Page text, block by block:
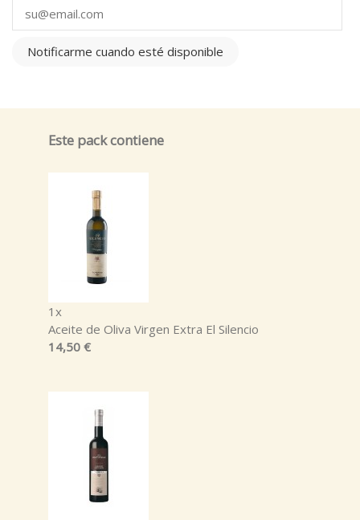
Notificarme cuando esté disponible
Este pack contiene
1x
Aceite de Oliva Virgen Extra El Silencio
14,50 €